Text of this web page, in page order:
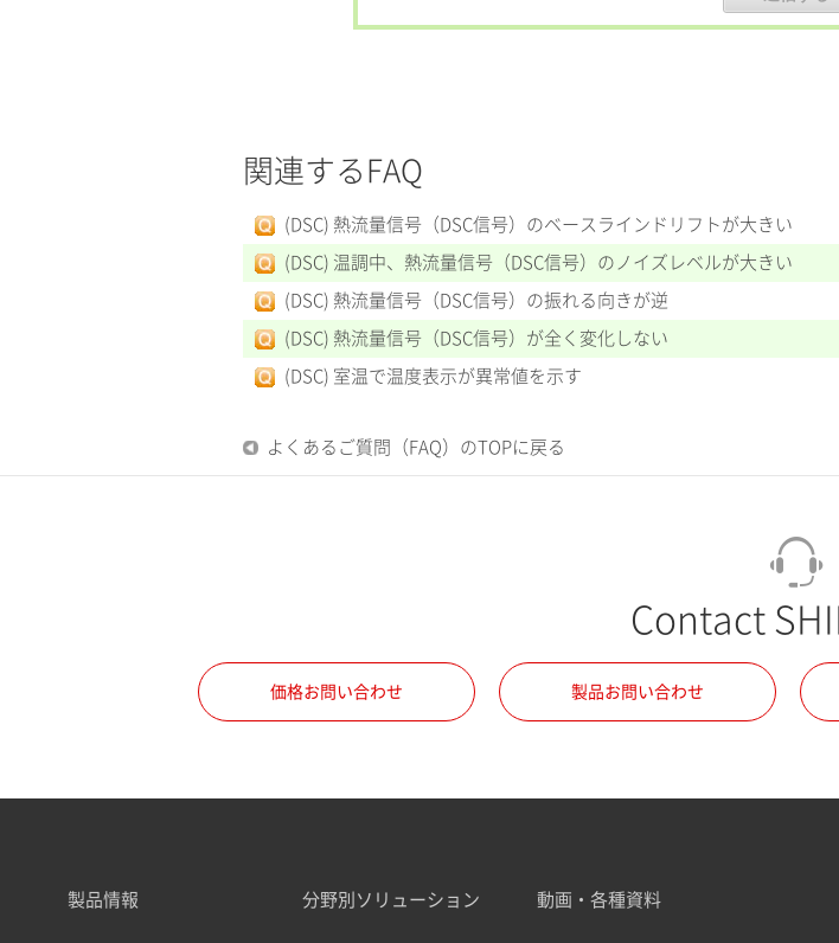
関連するFAQ
(DSC) 熱流量信号（DSC信号）のベースラインドリフトが大きい
(DSC) 温調中、熱流量信号（DSC信号）のノイズレベルが大きい
(DSC) 熱流量信号（DSC信号）の振れる向きが逆
(DSC) 熱流量信号（DSC信号）が全く変化しない
(DSC) 室温で温度表示が異常値を示す
よくあるご質問（FAQ）のTOPに戻る
Contact
価格お問い合わせ 製品お問い合わせ
製品情報 分野別ソリューション 動画・各種資料